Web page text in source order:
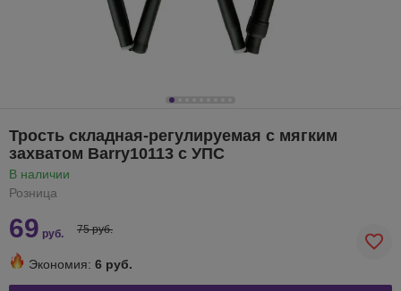
Трость складная-регулируемая с мягким
захватом Barry10113 с УПС
В наличии
Розница
69 руб. 75 руб.
Экономия: 6 руб.